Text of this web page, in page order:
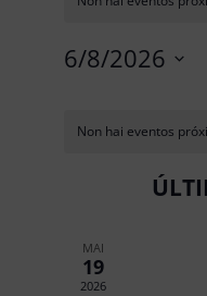
6/8/2026
DE
Non hai eventos
MAI
19
2026